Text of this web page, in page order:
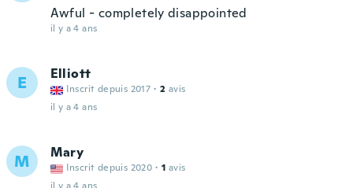
Awful - completely disappointed
il y a 4 ans
E Elliott
Inscrit depuis 2017 · 2 avis
il y a 4 ans
M Mary
Inscrit depuis 2020 · 1 avis